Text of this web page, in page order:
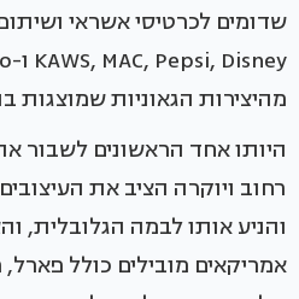
שדומים לכרטיסי אשראי
מהיצירות הגאוניות שמוצגות
היותו אחד הראשונים לשבור
רחוב ויוקרה הציב את
והניע אותו לבמה הגלובלית,
אמריקאים מובילים כולל